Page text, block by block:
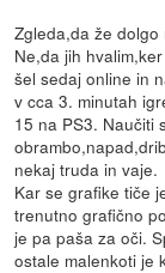
Zgleda,da že
Ne,da jih
šel sedaj online in
v cca 3. minutah
15 na PS3. Naučiti
nekaj truda in vaje.
Kar se grafike tiče
trenutno grafično
je pa paša za oči.
ostale malenkoti je